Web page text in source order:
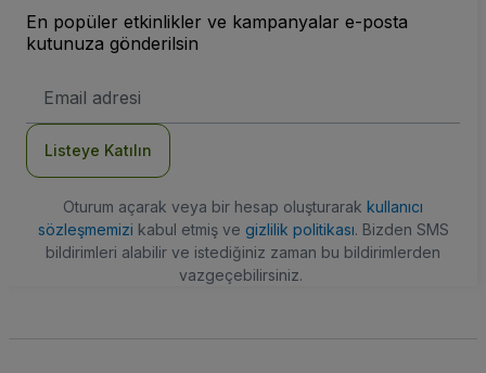
En popüler etkinlikler ve kampanyalar e-posta
kutunuza gönderilsin
posta
Listeye Katılın
Oturum açarak veya bir hesap oluşturarak kullanıcı
sözleşmemizi kabul etmiş ve gizlilik politikası. Bizden SMS
bildirimleri alabilir ve istediğiniz zaman bu bildirimlerden
vazgeçebilirsiniz.